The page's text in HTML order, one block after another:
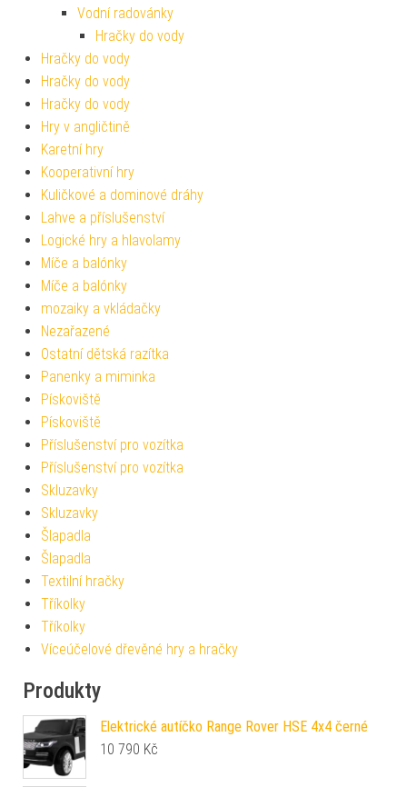
Vodní radovánky
Hračky do vody
Hračky do vody
Hračky do vody
Hračky do vody
Hry v angličtině
Karetní hry
Kooperativní hry
Kuličkové a dominové dráhy
Lahve a příslušenství
Logické hry a hlavolamy
Míče a balónky
Míče a balónky
mozaiky a vkládačky
Nezařazené
Ostatní dětská razítka
Panenky a miminka
Pískoviště
Pískoviště
Příslušenství pro vozítka
Příslušenství pro vozítka
Skluzavky
Skluzavky
Šlapadla
Šlapadla
Textilní hračky
Tříkolky
Tříkolky
Víceúčelové dřevěné hry a hračky
Produkty
Elektrické autíčko Range Rover HSE 4x4 černé
10 790 Kč